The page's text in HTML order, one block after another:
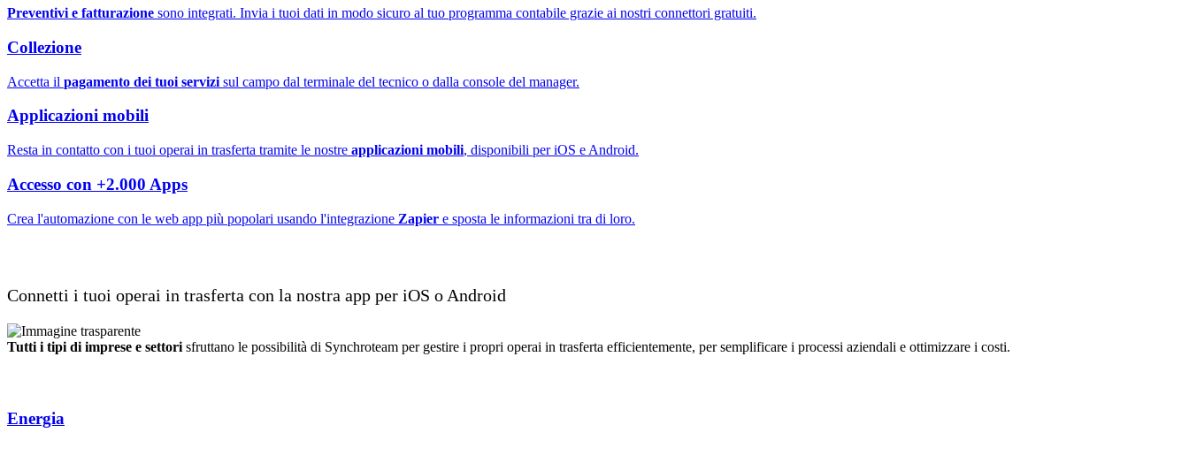
Preventivi e fatturazione sono integrati. Invia i tuoi dati in modo sicuro al tuo programma contabile grazie ai nostri connettori gratuiti.
Collezione
Accetta il pagamento dei tuoi servizi sul campo dal terminale del tecnico o dalla console del manager.
Applicazioni mobili
Resta in contatto con i tuoi operai in trasferta tramite le nostre applicazioni mobili, disponibili per iOS e Android.
Accesso con +2.000 Apps
Crea l'automazione con le web app più popolari usando l'integrazione Zapier e sposta le informazioni tra di loro.
Connetti i tuoi operai in trasferta con la nostra app per iOS o Android
Tutti i tipi di imprese e settorisfruttano le possibilità di Synchroteam per gestire i propri operai in trasferta efficientemente, persemplificare i processi aziendali e ottimizzare i costi.
Energia